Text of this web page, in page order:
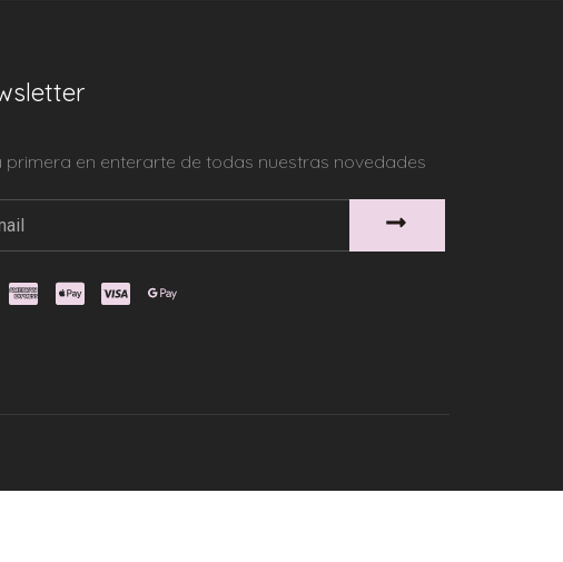
primera en enterarte de todas nuestras novedades